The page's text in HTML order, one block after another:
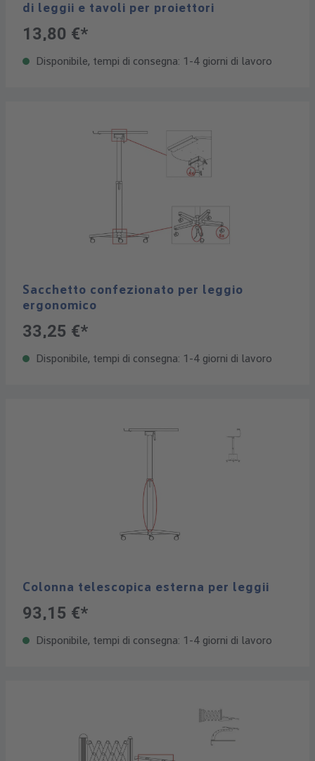
di leggii e tavoli per proiettori
13,80 €*
Disponibile, tempi di consegna: 1-4 giorni di lavoro
Sacchetto confezionato per leggio
ergonomico
33,25 €*
Disponibile, tempi di consegna: 1-4 giorni di lavoro
Colonna telescopica esterna per leggii
93,15 €*
Disponibile, tempi di consegna: 1-4 giorni di lavoro